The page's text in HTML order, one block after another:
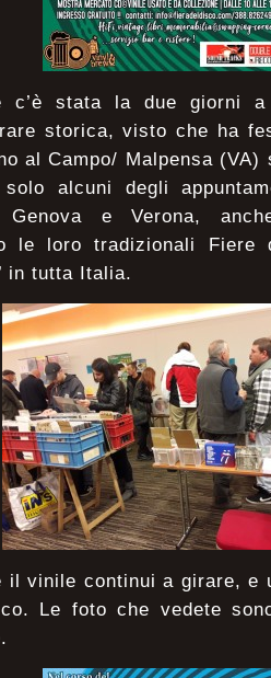
stata la due giorni a
storica, visto che ha
al Campo/ Malpensa
solo alcuni degli
Genova e Verona,
le loro tradizionali
in tutta Italia.
il vinile continui a girare, e
Le foto che vedete